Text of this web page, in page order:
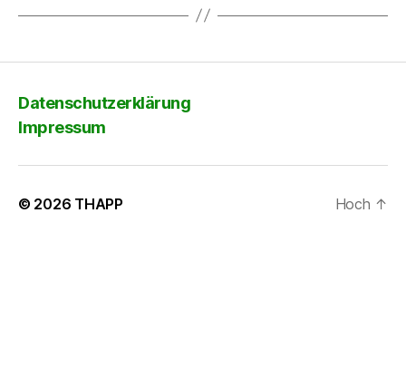
Datenschutzerklärung
Impressum
© 2026 THAPP Hoch ↑